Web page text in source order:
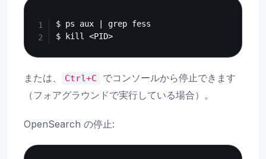
$ ps aux | grep fess
または、 Ctrl+C
でコンソールから停止できます
（フォアグラウンドで実行している場合）。
OpenSearch の停止: